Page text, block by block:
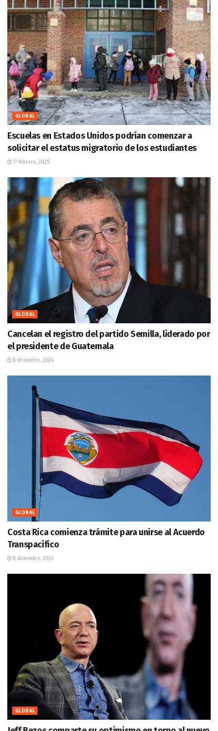
GLOBAL
Escuelas en Estados Unidos podrían comenzar a
solicitar el estatus migratorio de los estudiantes
17 febrero, 2025
GLOBAL
Cancelan el registro del partido Semilla, liderado por
el presidente de Guatemala
8 diciembre, 2024
GLOBAL
Costa Rica comienza trámite para unirse al Acuerdo
Transpacífico
8 diciembre, 2024
GLOBAL